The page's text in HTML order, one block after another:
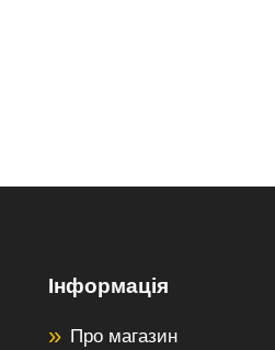
Інформація
Про магазин